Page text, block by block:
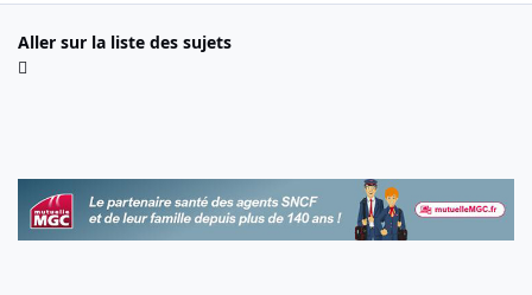
Aller sur la liste des sujets